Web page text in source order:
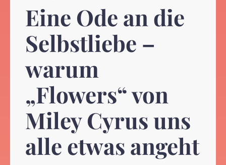
Eine Ode an die
Selbstliebe –
warum
„Flowers“ von
Miley Cyrus uns
alle etwas angeht